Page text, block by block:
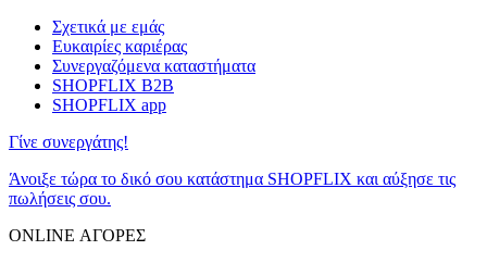
Σχετικά με εμάς
Ευκαιρίες καριέρας
Συνεργαζόμενα καταστήματα
SHOPFLIX B2B
SHOPFLIX app
Γίνε συνεργάτης!
Άνοιξε τώρα το δικό σου κατάστημα SHOPFLIX και αύξησε τις
πωλήσεις σου.
ONLINE ΑΓΟΡΕΣ